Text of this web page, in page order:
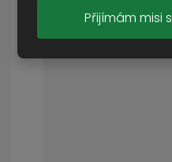
Přijímám misi